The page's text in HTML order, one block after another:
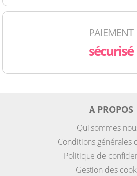
PAIEMENT
sécurisé
A PROPOS
Qui sommes
Conditions générales
Politique de
Gestion des